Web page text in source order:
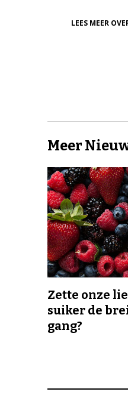
LEES MEER
Meer
Zette onze
suiker de
gang?